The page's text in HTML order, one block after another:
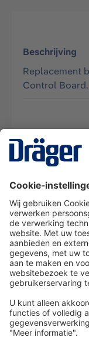
Beschrijving
Replacement
Control Board.
Dräger
Over Dräger
Bestellen in
Community